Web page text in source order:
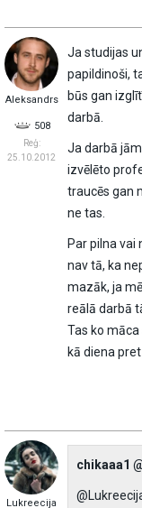
Aleksandrs
508
Reģ:
25.10.2012
Ja studijas
papildinoši,
būs gan
darbā.
Ja darbā
izvēlēto
traucēs gan
ne tas.
Par pilna vai
nav tā, ka
mazāk, ja
reālā darbā
Tas ko
kā diena
Lukreecija
chikaaa1